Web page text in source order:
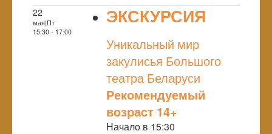
22
мая|Пт
15:30 - 17:00
ЭКСКУРСИЯ
Уникальный мир
закулисья Большого
театра Беларуси
Рекомендуемый
возраст 14+
Начало в 15:30